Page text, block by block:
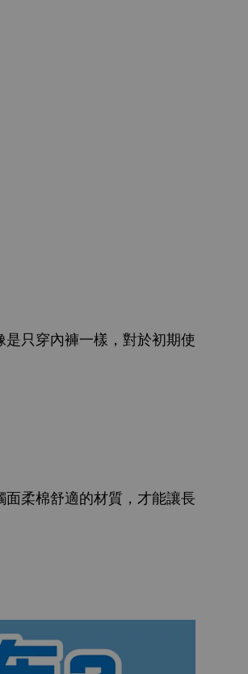
只穿內褲一樣，對於初期使
柔棉舒適的材質，才能讓長